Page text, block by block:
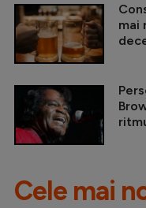
mai
Cele mai